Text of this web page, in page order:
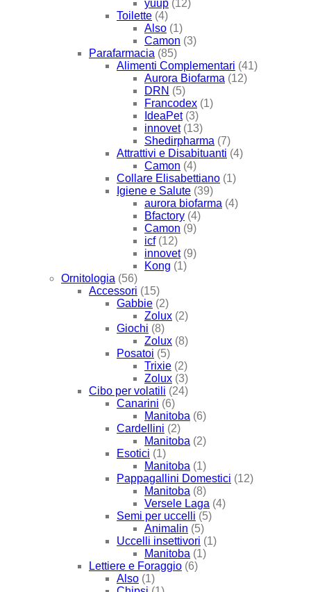
yuup (12)
Toilette (4)
Also (1)
Camon (3)
Parafarmacia (85)
Alimenti Complementari (41)
Aurora Biofarma (12)
DRN (5)
Francodex (1)
IdeaPet (3)
innovet (13)
Shedirpharma (7)
Attrattivi e Disabituanti (4)
Camon (4)
Collare Elisabettiano (1)
Igiene e Salute (39)
aurora biofarma (4)
Bfactory (4)
Camon (9)
icf (12)
innovet (9)
Kong (1)
Ornitologia (56)
Accessori (15)
Gabbie (2)
Zolux (2)
Giochi (8)
Zolux (8)
Posatoi (5)
Trixie (2)
Zolux (3)
Cibo per volatili (24)
Canarini (6)
Manitoba (6)
Cardellini (2)
Manitoba (2)
Esotici (1)
Manitoba (1)
Pappagallini Domestici (12)
Manitoba (8)
Versele Laga (4)
Semi per uccelli (5)
Animalin (5)
Uccelli insettivori (1)
Manitoba (1)
Lettiere e Foraggio (6)
Also (1)